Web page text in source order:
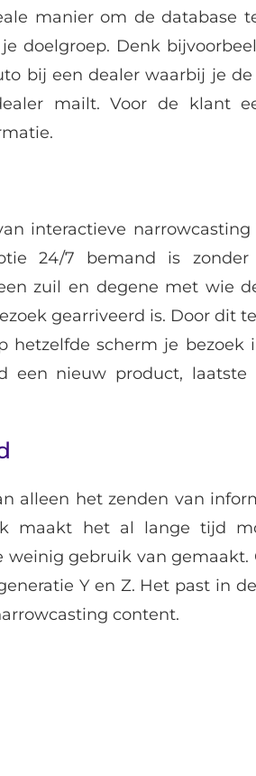
manier om de database
doelgroep. Denk
bij een dealer waarbij je
mailt. Voor de klant
interactieve narrowcasting
24/7 bemand is zonder
zuil en degene met wie
gearriveerd is. Door dit
scherm je bezoek
een nieuw product, laatste
alleen het zenden van
maakt het al lange tijd
weinig gebruik van gemaakt.
Y en Z. Het past in
content.